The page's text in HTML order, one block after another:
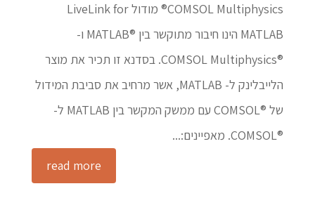
COMSOL Multiphysics® מודול LiveLink for
MATLAB הינו חיבור מתוקשר בין ®MATLAB ו-
®COMSOL Multiphysics. בסדנא זו תכיר את מוצר
הלייבלינק ל- MATLAB, אשר מרחיב את סביבת המידול
של ®COMSOL עם ממשק המקשר בין MATLAB ל-
®COMSOL. מאפיינים:...
read more